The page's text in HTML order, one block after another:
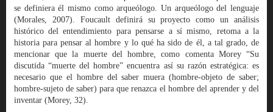
se definiera él mismo como arqueólogo. Un arqueólogo del lenguaje
(Morales, 2007). Foucault definirá su proyecto como un análisis
histórico del entendimiento para pensarse a sí mismo, retoma a la
historia para pensar al hombre y lo qué ha sido de él, a tal grado, de
mencionar que la muerte del hombre, como comenta Morey “Su
discutida “muerte del hombre” encuentra así su razón estratégica: es
necesario que el hombre del saber muera (hombre-objeto de saber;
hombre-sujeto de saber) para que renazca el hombre del aprender y del
inventar (Morey, 32).